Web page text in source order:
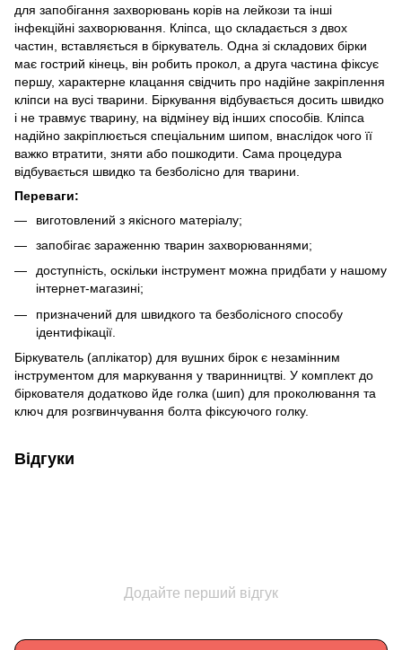
для запобігання захворювань корів на лейкози та інші
інфекційні захворювання. Кліпса, що складається з двох
частин, вставляється в біркуватель. Одна зі складових бірки
має гострий кінець, він робить прокол, а друга частина фіксує
першу, характерне клацання свідчить про надійне закріплення
кліпси на вусі тварини. Біркування відбувається досить швидко
і не травмує тварину, на відмінеу від інших способів. Кліпса
надійно закріплюється спеціальним шипом, внаслідок чого її
важко втратити, зняти або пошкодити. Сама процедура
відбувається швидко та безболісно для тварини.
Переваги:
виготовлений з якісного матеріалу;
запобігає зараженню тварин захворюваннями;
доступність, оскільки інструмент можна придбати у нашому
інтернет-магазині;
призначений для швидкого та безболісного способу
ідентифікації.
Біркуватель (аплікатор) для вушних бірок є незамінним
інструментом для маркування у тваринництві. У комплект до
біркователя додатково йде голка (шип) для проколювання та
ключ для розгвинчування болта фіксуючого голку.
Відгуки
Додайте перший відгук